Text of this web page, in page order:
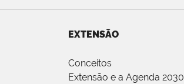
EXTENSÃO
Conceitos
Extensão e a Agenda 2030